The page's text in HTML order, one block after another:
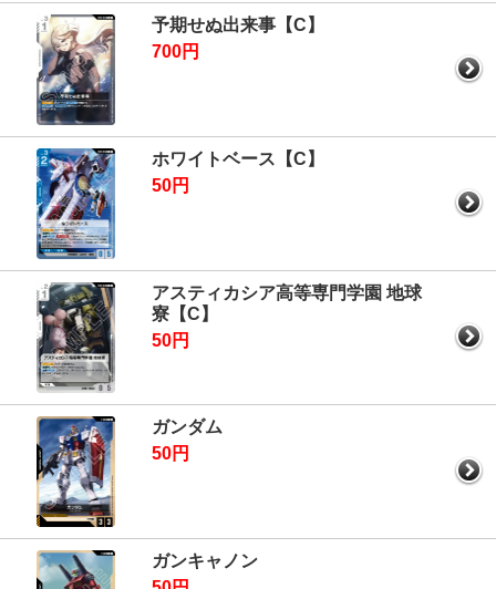
予期せぬ出来事【C】
700円
ホワイトベース【C】
50円
アスティカシア高等専門学園 地球
寮【C】
50円
ガンダム
50円
ガンキャノン